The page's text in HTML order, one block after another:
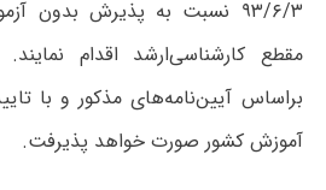
۹۳/۶/۳ نسبت به پذیرش بدون
مقطع کارشناسی‌ارشد اقدام
براساس آیین‌نامه‌های مذکور و با
آموزش کشور صورت خواهد پذیرفت.